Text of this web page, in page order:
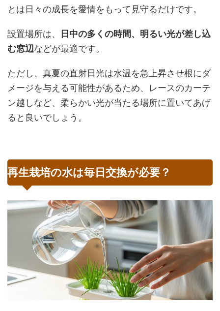
とは日々の成長を愛情をもって見守るだけです。
設置場所は、
日中の多くの時間、明るい光が差し込
む窓辺などが最適です。
ただし、真夏の直射日光は水温を急上昇させ根にダ
メージを与える可能性があるため、レースのカーテ
ン越しなど、柔らかい光が当たる場所に置いてあげ
ると良いでしょう。
再生栽培の水は毎日交換が必要？